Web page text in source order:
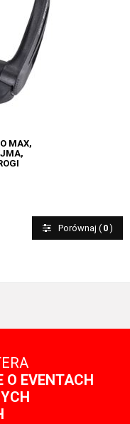
MAX,
Porównaj ( 0)
O EVENTACH